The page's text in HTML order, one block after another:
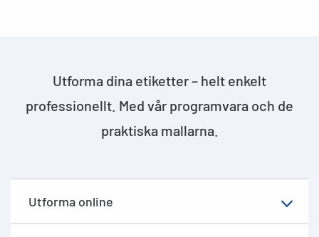
Utforma dina etiketter – helt enkelt
professionellt. Med vår programvara och de
praktiska mallarna.
Utforma online